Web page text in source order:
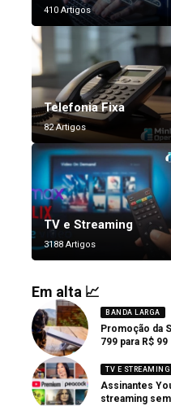
410 Artigos
Telefonia Fixa
82 Artigos
TV e Streaming
3188 Artigos
Em alta 📈
BANDA LARGA
Promoção da
799 para R$ 99
TV E STREAMING
Assinantes
streaming